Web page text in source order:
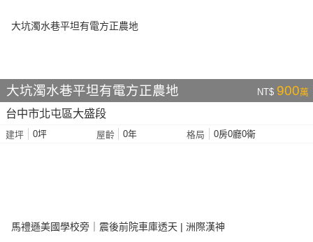
大坑濁水巷平坦有電方正農地 NT$ 900萬
台中市北屯區大盛段
建坪 0坪 屋齡 0年 格局 0房0廳0衛